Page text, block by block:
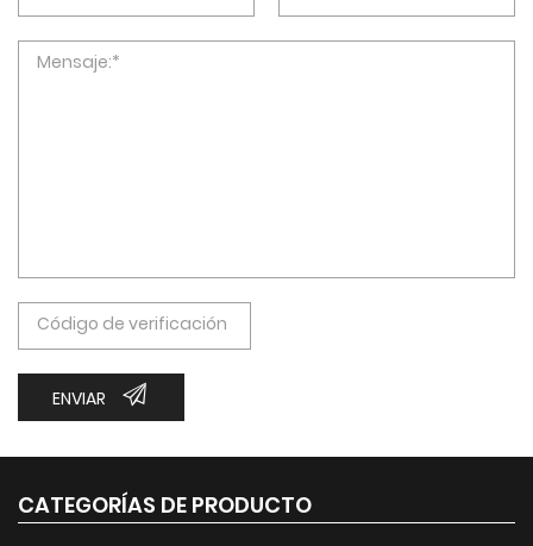
ENVIAR
CATEGORÍAS DE PRODUCTO